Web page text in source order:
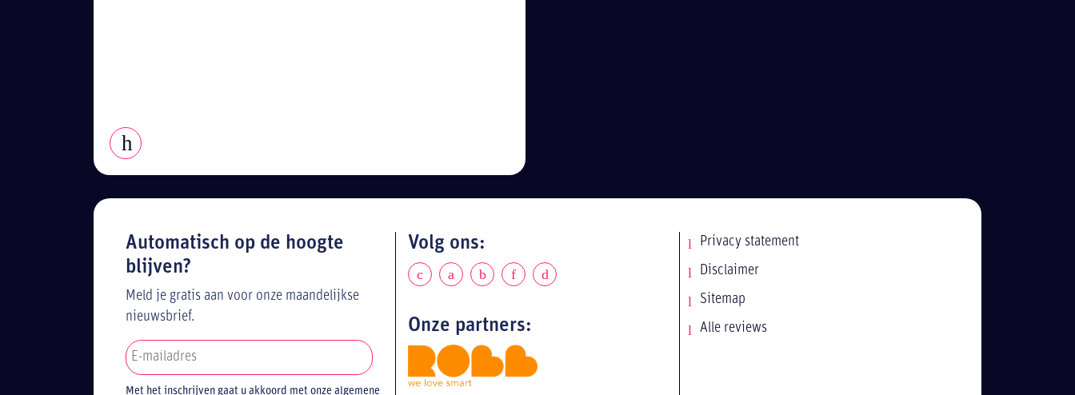
Automatisch op de hoogte
blijven?
Meld je gratis aan voor onze maandelijkse
nieuwsbrief.
Met het inschrijven gaat u akkoord met onze algemene
Volg ons:
Onze partners:
Privacy statement
Disclaimer
Sitemap
Alle reviews